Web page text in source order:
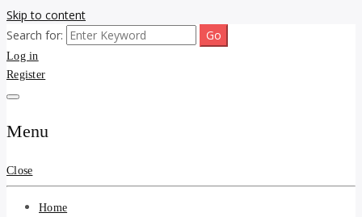
Skip to content
รับจ้างโพสต์ขายบ้าน ขาย
ของ ติดหน้าแรก Google Ai
Search ราคาถูกที่สุด! เน้น
ความคุ้มค่า "ถูกและดีมีอยู่
จริง" (เหมาะกับพ่อค้า
ขายบ้านไม่ออก ขายสินค้าไม่ได้ บอกเรา! รับจ้างลงโพสต์อสังหาฯ รับโพส
เว็บบอร์ดSEO ดันติดหน้าแรก Google AI ชัวร์ 🎯 … ให้เราจัดการให้! ด้วย
ระบบ AI Search & SEO ที่แม่นยำที่สุด
Search for:
Log in
Register
Menu
Close
Home